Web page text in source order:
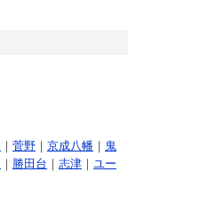
｜ 菅野 ｜ 京成八幡 ｜ 鬼
｜ 勝田台 ｜ 志津 ｜ ユー